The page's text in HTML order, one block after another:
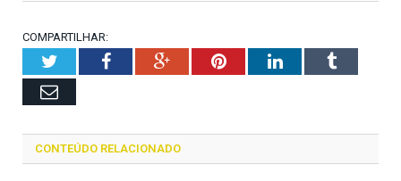
COMPARTILHAR:
TwitterFacebookGoogle+PinterestLinkedInTumblr
Email
CONTEÚDO RELACIONADO